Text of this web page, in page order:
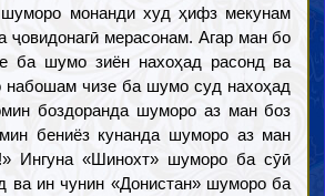
монанди худ ҳифз мекунам
ҷовидонагӣ мерасонам. Агар ман бо
ба шумо зиён нахоҳад расонд ва
набошам чизе ба шумо суд нахоҳад
боздоранда шуморо аз ман боз
бениёз кунанда шуморо аз ман
Ингуна «Шинохт» шуморо ба сӯӣ
ва ин чунин «Донистан» шуморо ба